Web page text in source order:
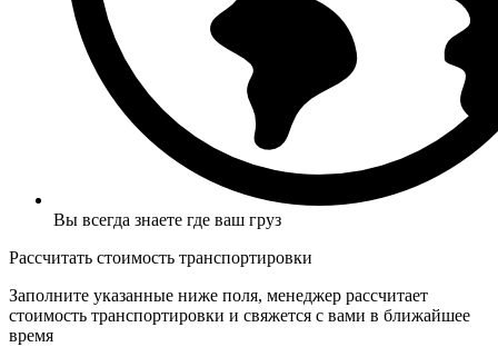
Вы всегда знаете где ваш груз
Рассчитать стоимость транспортировки
Заполните указанные ниже поля, менеджер рассчитает
стоимость транспортировки и свяжется с вами в ближайшее
время